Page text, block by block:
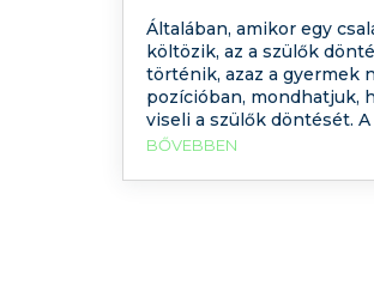
Általában, amikor egy
költözik, az a szülők
történik, azaz a gyermek
pozícióban, mondhatjuk,
viseli a szülők döntését.
országon belül is
kell integrálódni.
BŐVEBBEN